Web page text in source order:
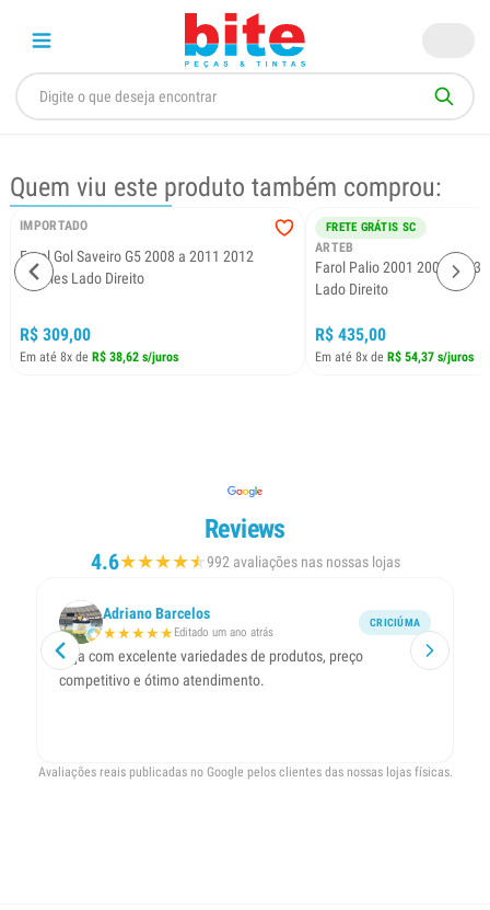
Quem viu este produto também comprou:
IMPORTADO
Farol Gol Saveiro G5 2008 a 2011 2012
Simples Lado Direito
R$ 309,00
Em até 8x de R$ 38,62 s/juros
FRETE GRÁTIS SC
ARTEB
Farol Palio 2001 2002 2003
Lado Direito
R$ 435,00
Em até 8x de R$ 54,37 s/juros
Reviews
4.6★★★★★
★992 avaliações nas nossas lojas
Adriano Barcelos
★★★★★Editado um ano atrás
CRICIÚMA
Loja com excelente variedades de produtos, preço
competitivo e ótimo atendimento.
Avaliações reais publicadas no Google pelos clientes das nossas lojas físicas.